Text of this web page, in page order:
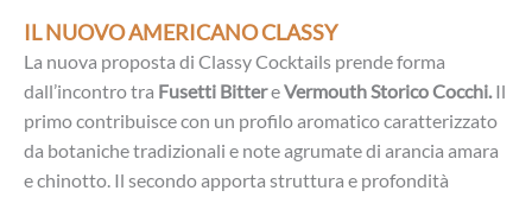
IL NUOVO AMERICANO CLASSY
La nuova proposta di Classy Cocktails prende forma
dall’incontro tra Fusetti BittereVermouth Storico Cocchi.Il
primo contribuisce con un profilo aromatico caratterizzato
da botaniche tradizionali e note agrumate di arancia amara
e chinotto. Il secondo apporta struttura e profondità